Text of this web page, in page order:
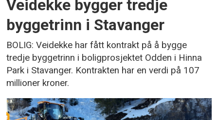
Veidekke bygger tredje
byggetrinn i Stavanger
BOLIG: Veidekke har fått kontrakt på å bygge
tredje byggetrinn i boligprosjektet Odden i Hinna
Park i Stavanger. Kontrakten har en verdi på 107
millioner kroner.